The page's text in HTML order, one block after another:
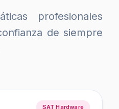
profesionales
de siempre
SAT Hardware